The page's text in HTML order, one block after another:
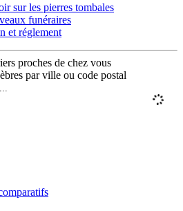
sur les pierres tombales
funéraires
et réglement
proches de chez vous
par ville ou code postal